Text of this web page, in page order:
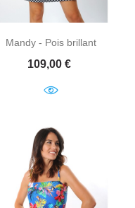
Mandy - Pois brillant
Prix
109,00 €